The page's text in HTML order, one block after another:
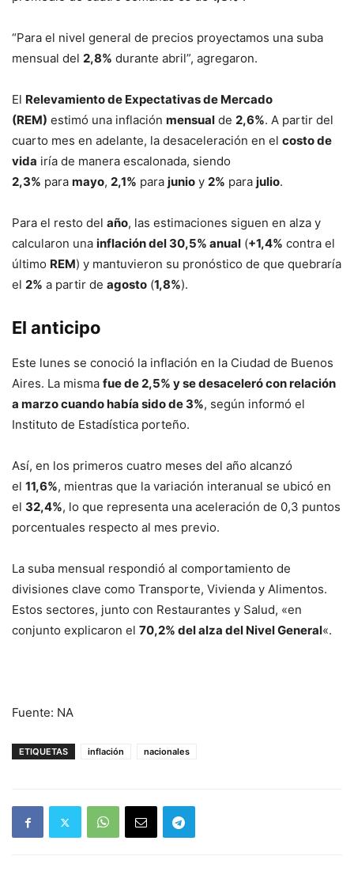
“Para el nivel general de precios proyectamos una suba
mensual del 2,8% durante abril”, agregaron.
El Relevamiento de Expectativas de Mercado
(REM) estimó una inflación mensual de 2,6%. A partir del
cuarto mes en adelante, la desaceleración en el costo de
vida iría de manera escalonada, siendo
2,3% para mayo, 2,1% para junio y 2% para julio.
Para el resto del año, las estimaciones siguen en alza y
calcularon una inflación del 30,5% anual (+1,4% contra el
último REM) y mantuvieron su pronóstico de que quebraría
el 2% a partir de agosto (1,8%).
El anticipo
Este lunes se conoció la inflación en la Ciudad de Buenos
Aires. La misma fue de 2,5% y se desaceleró con relación
a marzo cuando había sido de 3%, según informó el
Instituto de Estadística porteño.
Así, en los primeros cuatro meses del año alcanzó
el 11,6%, mientras que la variación interanual se ubicó en
el 32,4%, lo que representa una aceleración de 0,3 puntos
porcentuales respecto al mes previo.
La suba mensual respondió al comportamiento de
divisiones clave como Transporte, Vivienda y Alimentos.
Estos sectores, junto con Restaurantes y Salud, «en
conjunto explicaron el 70,2% del alza del Nivel General«.
Fuente: NA
ETIQUETAS inflación nacionales